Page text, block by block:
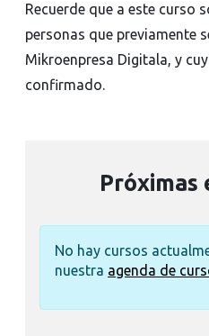
Recuerde que a este curso
personas que previamente
Mikroenpresa Digitala, y
confirmado.
Próximas
No hay cursos
nuestra agenda de